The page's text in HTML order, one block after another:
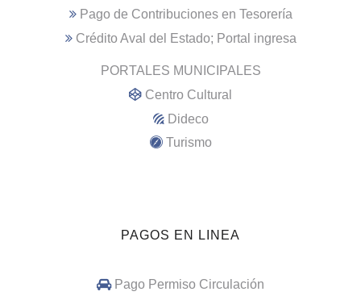
Pago de Contribuciones en Tesorería
Crédito Aval del Estado; Portal ingresa
PORTALES MUNICIPALES
Centro Cultural
Dideco
Turismo
PAGOS EN LINEA
Pago Permiso Circulación